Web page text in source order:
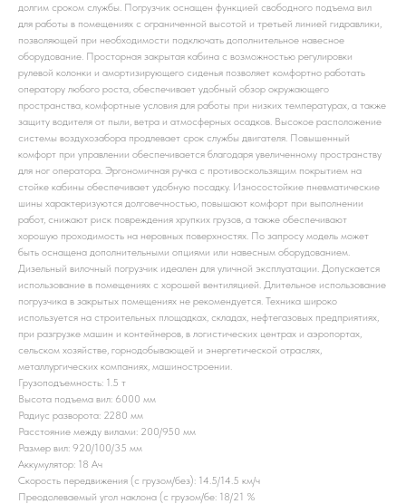
долгим сроком службы. Погрузчик оснащен функцией свободного подъема вил
для работы в помещениях с ограниченной высотой и третьей линией гидравлики,
позволяющей при необходимости подключать дополнительное навесное
оборудование. Просторная закрытая кабина с возможностью регулировки
рулевой колонки и амортизирующего сиденья позволяет комфортно работать
оператору любого роста, обеспечивает удобный обзор окружающего
пространства, комфортные условия для работы при низких температурах, а также
защиту водителя от пыли, ветра и атмосферных осадков. Высокое расположение
системы воздухозабора продлевает срок службы двигателя. Повышенный
комфорт при управлении обеспечивается благодаря увеличенному пространству
для ног оператора. Эргономичная ручка с противоскользящим покрытием на
стойке кабины обеспечивает удобную посадку. Износостойкие пневматические
шины характеризуются долговечностью, повышают комфорт при выполнении
работ, снижают риск повреждения хрупких грузов, а также обеспечивают
хорошую проходимость на неровных поверхностях. По запросу модель может
быть оснащена дополнительными опциями или навесным оборудованием.
Дизельный вилочный погрузчик идеален для уличной эксплуатации. Допускается
использование в помещениях с хорошей вентиляцией. Длительное использование
погрузчика в закрытых помещениях не рекомендуется. Техника широко
используется на строительных площадках, складах, нефтегазовых предприятиях,
при разгрузке машин и контейнеров, в логистических центрах и аэропортах,
сельском хозяйстве, горнодобывающей и энергетической отраслях,
металлургических компаниях, машиностроении.
Грузоподъемность: 1.5 т
Высота подъема вил: 6000 мм
Радиус разворота: 2280 мм
Расстояние между вилами: 200/950 мм
Размер вил: 920/100/35 мм
Аккумулятор: 18 Ач
Скорость передвижения (с грузом/без): 14.5/14.5 км/ч
Преодолеваемый угол наклона (с грузом/бе: 18/21 %